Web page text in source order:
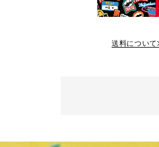
送料について